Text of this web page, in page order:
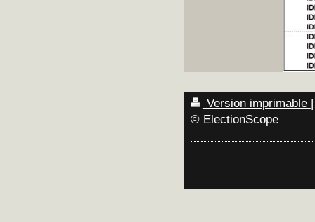
Version imprimable |
© ElectionScope